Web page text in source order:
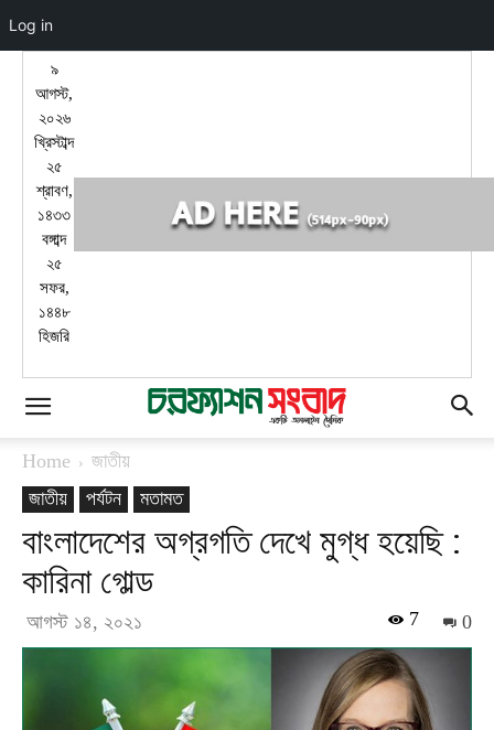
৯
আগস্ট,
২০২৬
খ্রিস্টাব্দ
২৫
শ্রাবণ,
১৪৩৩
বঙ্গাব্দ
২৫
সফর,
১৪৪৮
হিজরি
Home
জাতীয়
জাতীয়
পর্যটন মতামত
বাংলাদেশের অগ্রগতি দেখে মুগ্ধ হয়েছি :
কারিনা গোল্ড
আগস্ট ১৪, ২০২১ 0
7
Log in